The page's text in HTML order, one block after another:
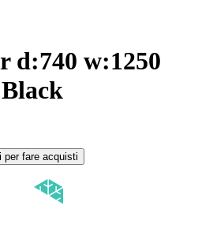
d:740 w:1250
per fare acquisti